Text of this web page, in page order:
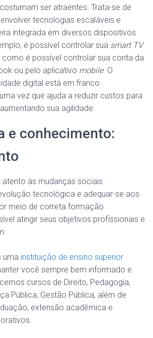
ser atraentes. Trata-se de
tecnologias escaláveis e
integrada em diversos dispositivos
é possível controlar sua smart TV
como é possível controlar sua conta da
ou pelo aplicativo mobile. O
digital está em franco
vez que ajuda a reduzir custos para
sua agilidade.
e conhecimento:
atento às mudanças sociais
tecnológica e adequar-se aos
meio de correta formação
atingir seus objetivos profissionais e
uma instituição de ensino superior
você sempre bem informado e
cursos de Direito, Pedagogia,
Pública, Gestão Pública, além de
extensão acadêmica e